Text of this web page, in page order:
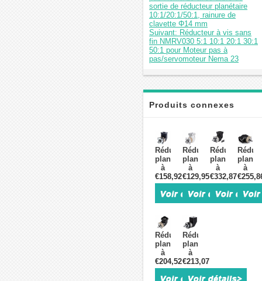
sortie de réducteur planétaire
10:1/20:1/50:1, rainure de
clavette Φ14 mm
Suivant: Réducteur à vis sans
fin NMRV030 5:1 10:1 20:1 30:1
50:1 pour Moteur pas à
pas/servomoteur Nema 23
Produits connexes
Réducteur
planétaire
à
angle
droit
Nema
17
RYG17
rapport
de
réduction
5:1/10:1/20:1/50:1
€158,92
Réducteur
planétaire
à
angle
droit
série
RYG23
23
rapport
5:1/10:1/20:1/50:1
pour
moteur
pas
€129,95
Réducteur
planétaire
à
angle
droit
série
PLMG090
à
€332,87
à
angle
droit
série
Réducteur
planétaire
à
angle
droit
Nema
€204,52
Réducteur
planétaire
à
angle
droit
Nema
€213,07